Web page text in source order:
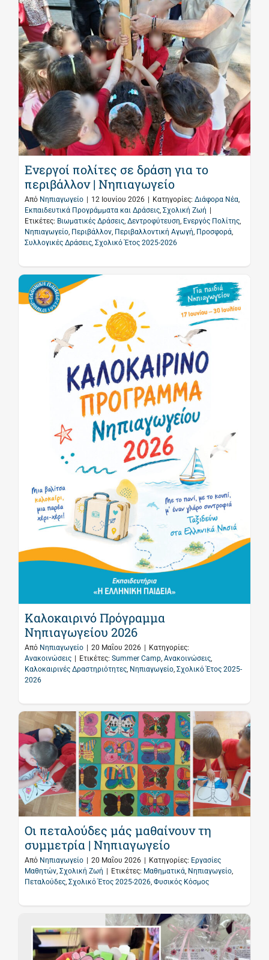
Ενεργοί πολίτες σε δράση για το
περιβάλλον | Νηπιαγωγείο
Από Νηπιαγωγείο 12 Ιουνίου 2026 Κατηγορίες: Διάφορα Νέα,
Εκπαιδευτικά Προγράμματα και Δράσεις, Σχολική Ζωή
Ετικέτες: Βιωματικές Δράσεις, Δεντροφύτευση, Ενεργός Πολίτης,
Νηπιαγωγείο, Περιβάλλον, Περιβαλλοντική Αγωγή, Προσφορά,
Συλλογικές Δράσεις, Σχολικό Έτος 2025-2026
Καλοκαιρινό Πρόγραμμα
Νηπιαγωγείου 2026
Από Νηπιαγωγείο | 20 Μαΐου 2026 | Κατηγορίες:
Ανακοινώσεις | Ετικέτες: Summer Camp, Ανακοινώσεις,
Καλοκαιρινές Δραστηριότητες, Νηπιαγωγείο, Σχολικό Έτος 2025-
2026
Οι πεταλούδες μάς μαθαίνουν τη
συμμετρία | Νηπιαγωγείο
Από Νηπιαγωγείο 20 Μαΐου 2026 Κατηγορίες: Εργασίες
Μαθητών, Σχολική Ζωή Ετικέτες: Μαθηματικά, Νηπιαγωγείο,
Πεταλούδες, Σχολικό Έτος 2025-2026, Φυσικός Κόσμος